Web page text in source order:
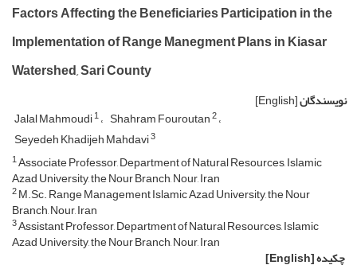
Factors Affecting the Beneficiaries Participation in the
Implementation of Range Manegment Plans in Kiasar
Watershed, Sari County
نویسندگان[English]
Jalal Mahmoudi1 Shahram Fouroutan2
Seyedeh Khadijeh Mahdavi3
1Associate Professor, Department of Natural Resources, Islamic
Azad University, the Nour Branch, Nour, Iran
2M.Sc. Range Management Islamic Azad University, the Nour
Branch, Nour, Iran
3Assistant Professor, Department of Natural Resources, Islamic
Azad University, the Nour Branch, Nour, Iran
چکیده[English]